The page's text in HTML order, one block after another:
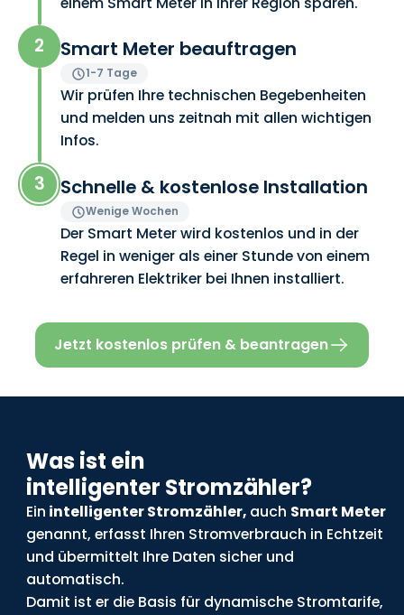
2 Smart Meter beauftragen
1-7 Tage
Wir prüfen Ihre technischen Begebenheiten
und melden uns zeitnah mit allen wichtigen
Infos.
3 Schnelle & kostenlose Installation
Wenige Wochen
Der Smart Meter wird kostenlos und in der
Regel in weniger als einer Stunde von einem
erfahreren Elektriker bei Ihnen installiert.
Jetzt kostenlos prüfen & beantragen
Was ist ein
intelligenter Stromzähler?
Ein intelligenter Stromzähler, auch Smart Meter
genannt, erfasst Ihren Stromverbrauch in Echtzeit
und übermittelt Ihre Daten sicher und
automatisch.
Damit ist er die Basis für dynamische Stromtarife,